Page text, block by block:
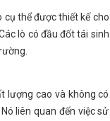
cụ thể được thiết kế cho
lò có đầu đốt tái sinh
lượng cao và không có
liên quan đến việc sử